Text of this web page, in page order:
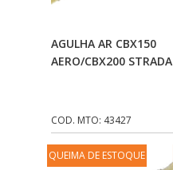
Adicionar Ao
Carrinho
AGULHA AR CBX150
AERO/CBX200 STRADA
COD. MTO: 43427
QUEIMA DE ESTOQUE